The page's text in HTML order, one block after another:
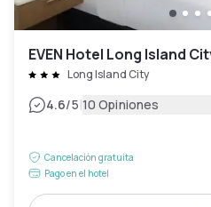
EVEN Hotel Long Island
Long Island City
4.6/5|10 Opiniones
Cancelación gratuita
Pago en el hotel